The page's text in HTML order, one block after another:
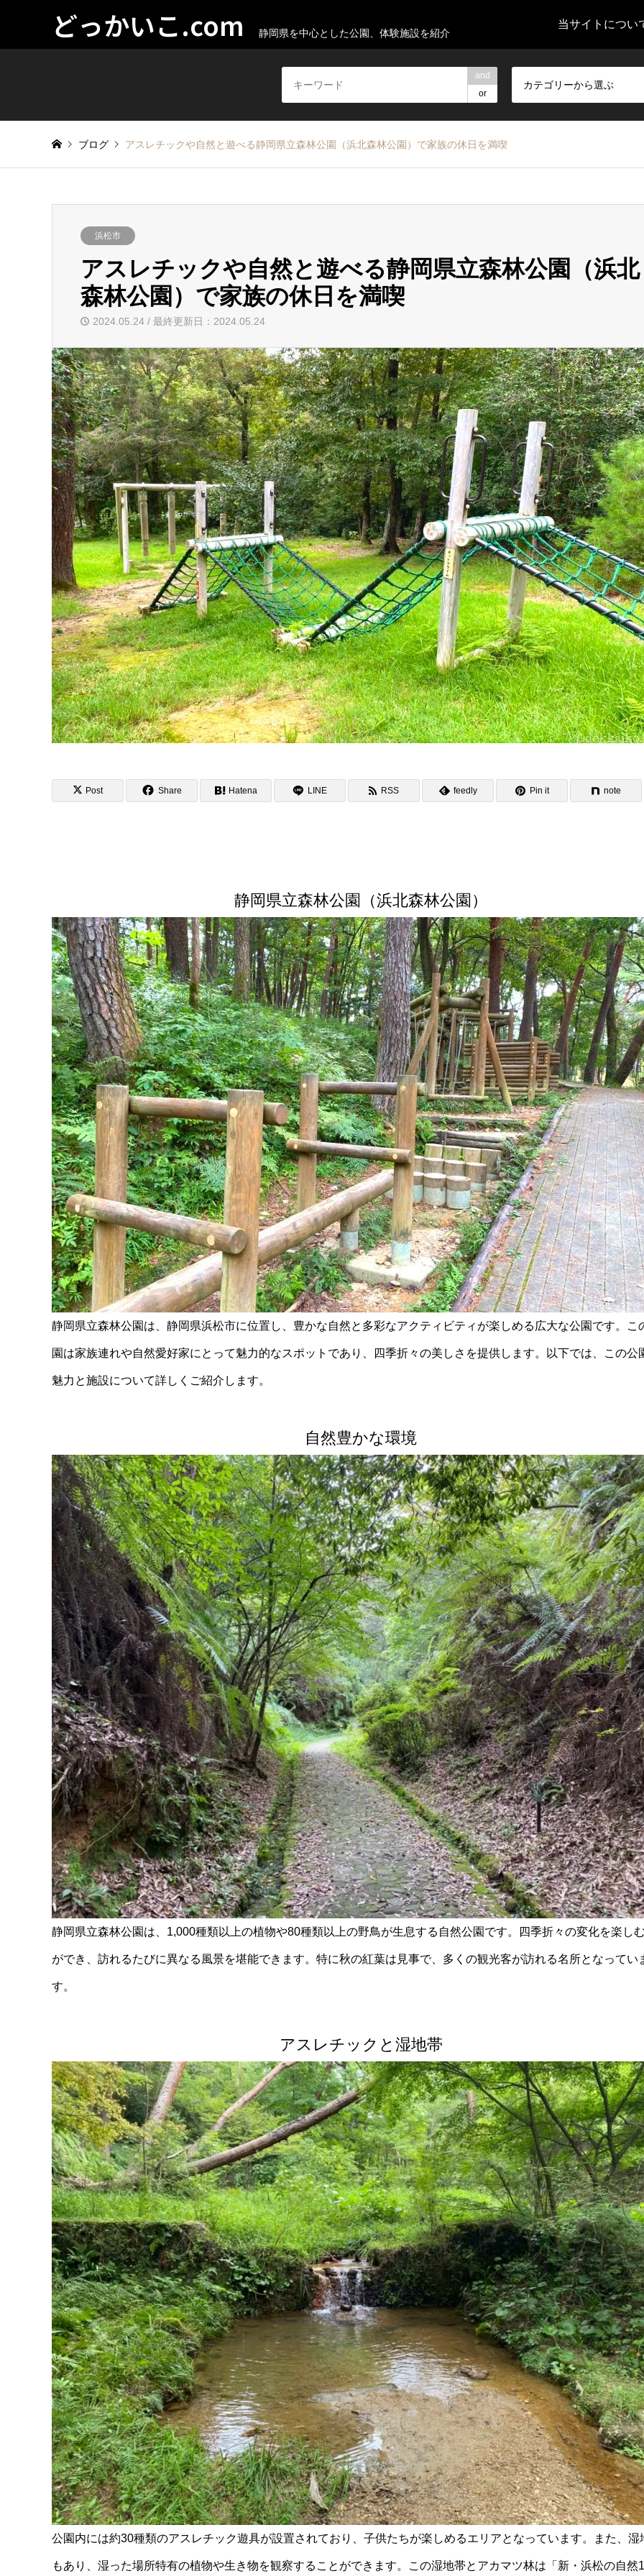
どっかいこ.com 静岡県を中心とした公園、体験施設を紹介
当サイトについ
and
or
カテゴリーから選ぶ
ブログ アスレチックや自然と遊べる静岡県立森林公園（浜北森林公園）で家族の休日を満喫
浜松市
アスレチックや自然と遊べる静岡県立森林公園（浜北
森林公園）で家族の休日を満喫
2024.05.24 / 最終更新日：2024.05.24
Post Share Hatena LINE RSS feedly Pin it note
静岡県立森林公園（浜北森林公園）
静岡県立森林公園は、静岡県浜松市に位置し、豊かな自然と多彩なアクティビティが楽しめる広大な公園です。こ
園は家族連れや自然愛好家にとって魅力的なスポットであり、四季折々の美しさを提供します。以下では、この公
魅力と施設について詳しくご紹介します。
自然豊かな環境
静岡県立森林公園は、1,000種類以上の植物や80種類以上の野鳥が生息する自然公園です。四季折々の変化を楽し
ができ、訪れるたびに異なる風景を堪能できます。特に秋の紅葉は見事で、多くの観光客が訪れる名所となってい
す。
アスレチックと湿地帯
公園内には約30種類のアスレチック遊具が設置されており、子供たちが楽しめるエリアとなっています。また、湿
もあり、湿った場所特有の植物や生き物を観察することができます。この湿地帯とアカマツ林は「新・浜松の自然